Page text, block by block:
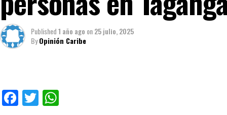
Published1 año ago on25 julio, 2025
ByOpinión Caribe
Facebook
Twitter